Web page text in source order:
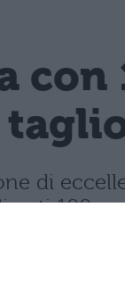
con
di
voti 100.